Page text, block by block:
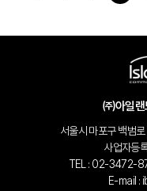
㈜아일랜
서울시 마포구 백범
사업자등
TEL : 02-3472-
E-mail :